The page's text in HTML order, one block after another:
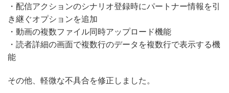
・配信アクションのシナリオ登録時にパートナー情報を引
き継ぐオプションを追加
・動画の複数ファイル同時アップロード機能
・読者詳細の画面で複数行のデータを複数行で表示する機
能
その他、軽微な不具合を修正しました。